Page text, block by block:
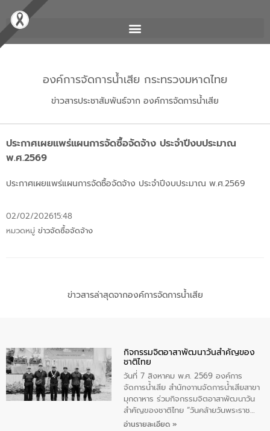
องค์การจัดการน้ำเสีย กระทรวงมหาดไทย
ข่าวสารประชาสัมพันธ์จาก องค์การจัดการน้ำเสีย
ประกาศเผยแพร่แผนการจัดซื้อจัดจ้าง ประจำปีงบประมาณ
พ.ศ.2569
ประกาศเผยแพร่แผนการจัดซื้อจัดจ้าง ประจำปีงบประมาณ พ.ศ.2569
02/02/202615:48
หมวดหมู่ ข่าวจัดซื้อจัดจ้าง
ข่าวสารล่าสุดจากองค์การจัดการน้ำเสีย
กิจกรรมจิตอาสาพัฒนาวันสําคัญของ
ชาติไทย
วันที่ 7 สิงหาคม พ.ศ. 2569 องค์การ
จัดการน้ำเสีย สำนักงาานจัดการน้ำเสียสาขา
มุกดาหาร ร่วมกิจกรรมจิตอาสาพัฒนาวัน
สําคัญของชาติไทย “วันคล้ายวันพระราช
สมภพ สมเด็จพระนางเจ้าสิริกิติ์พระบรม
อ่านรายละเอียด »